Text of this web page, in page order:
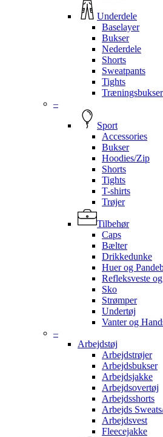
Underdele
Baselayer
Bukser
Nederdele
Shorts
Sweatpants
Tights
Træningsbukser
–
Sport
Accessories
Bukser
Hoodies/Zip
Shorts
Tights
T-shirts
Trøjer
Tilbehør
Caps
Bælter
Drikkedunke
Huer og
Refleksveste
Sko
Strømper
Undertøj
Vanter og
–
Arbejdstøj
Arbejdstrøjer
Arbejdsbukser
Arbejdsjakke
Arbejdsovertøj
Arbejdsshorts
Arbejds
Arbejdsvest
Fleecejakke